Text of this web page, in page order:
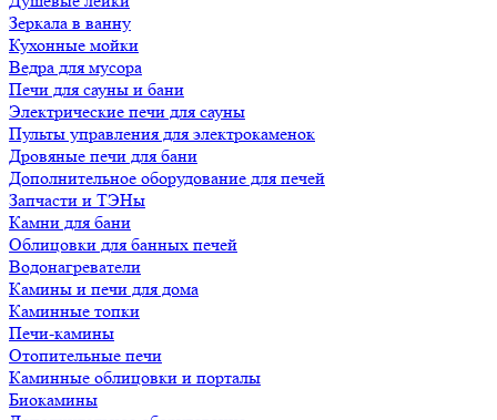
Зеркала в ванну
Кухонные мойки
Ведра для мусора
Печи для сауны и бани
Электрические печи для сауны
Пульты управления для электрокаменок
Дровяные печи для бани
Дополнительное оборудование для печей
Запчасти и ТЭНы
Камни для бани
Облицовки для банных печей
Водонагреватели
Камины и печи для дома
Каминные топки
Печи-камины
Отопительные печи
Каминные облицовки и порталы
Биокамины